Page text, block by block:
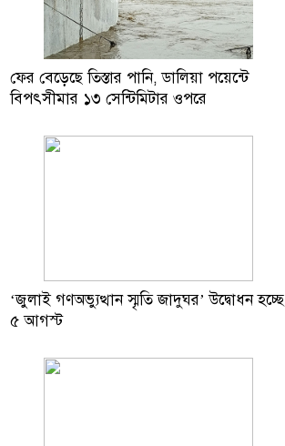
ফের বেড়েছে তিস্তার পানি, ডালিয়া পয়েন্টে
বিপৎসীমার ১৩ সেন্টিমিটার ওপরে
‘জুলাই গণঅভ্যুত্থান স্মৃতি জাদুঘর’ উদ্বোধন হচ্ছে
৫ আগস্ট